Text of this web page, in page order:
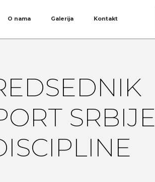
O nama Galerija Kontakt
SRBIJE